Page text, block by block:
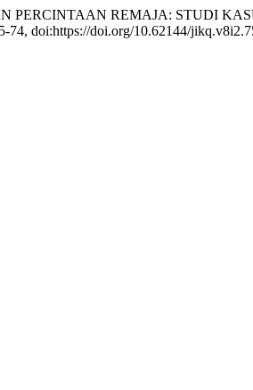
PERCINTAAN REMAJA: STUDI
74, doi:https://doi.org/10.62144/